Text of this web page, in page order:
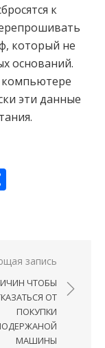
к
который не
оснований.
компьютере
эти данные
запись
ЧТОБЫ
ОТ
ПОКУПКИ
МАШИНЫ